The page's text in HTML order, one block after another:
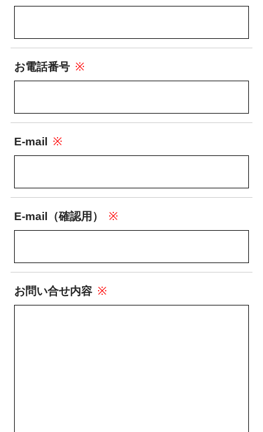
お電話番号 ※
E-mail ※
E-mail（確認用） ※
お問い合せ内容 ※